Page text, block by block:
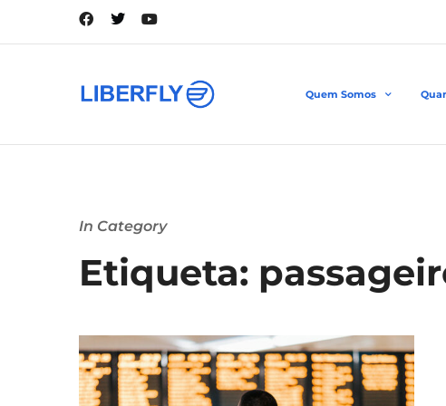
Quem Somos
In Category
Etiqueta: